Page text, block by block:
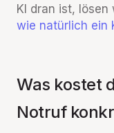
KI dran ist,
wie natürlich ein
Was kostet
Notruf